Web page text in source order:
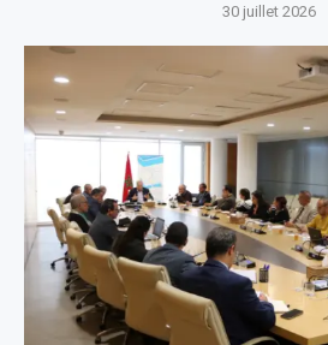
30 juillet 2026